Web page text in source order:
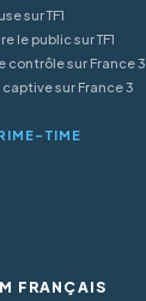
sur TF1
le public sur TF1
contrôle sur France 3
sur France 3
TIME
FRANÇAIS